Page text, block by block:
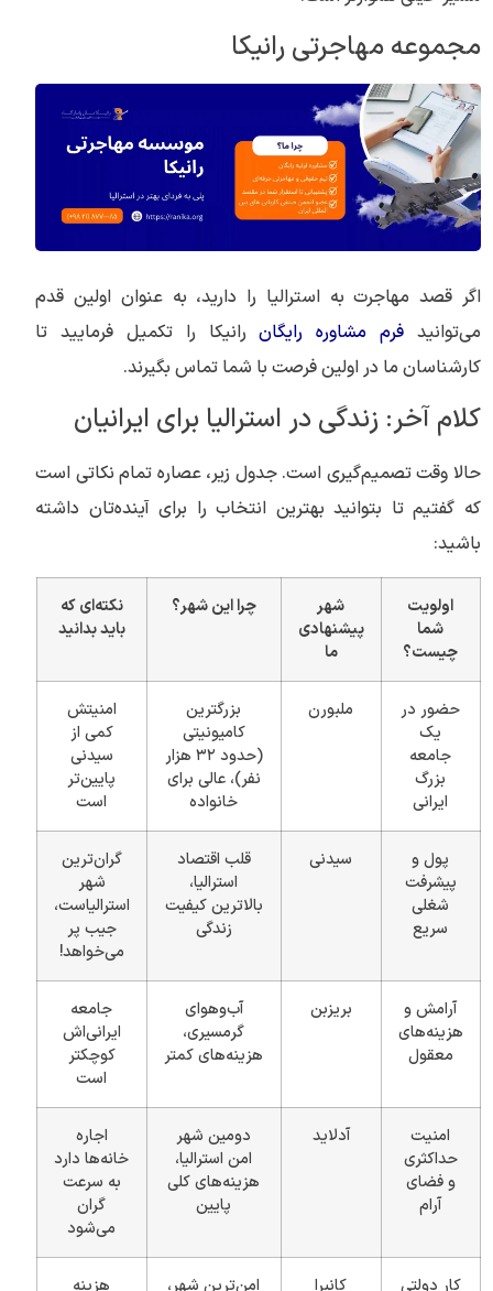
مجموعه مهاجرتی رانیکا
اگر قصد مهاجرت به استرالیا را دارید، به عنوان اولین قدم
می‌توانید فرم مشاوره رایگانرانیکا را تکمیل فرمایید تا
کارشناسان ما در اولین فرصت با شما تماس بگیرند.
کلام آخر: زندگی در استرالیا برای ایرانیان
حالا وقت تصمیم‌گیری است. جدول زیر، عصاره تمام نکاتی است
که گفتیم تا بتوانید بهترین انتخاب را برای آینده‌تان داشته
باشید:
اولویت
شما
چیست؟
شهر
پیشنهادی
ما
چرا این شهر؟
نکته‌ای که
باید بدانید
حضور در
یک
جامعه
بزرگ
ایرانی
ملبورن
بزرگترین
کامیونیتی
(حدود ۳۲ هزار
نفر)، عالی برای
خانواده
امنیتش
کمی از
سیدنی
پایین‌تر
است
پول و
پیشرفت
شغلی
سریع
سیدنی
قلب اقتصاد
استرالیا،
بالاترین کیفیت
زندگی
گران‌ترین
شهر
استرالیاست،
جیب پر
می‌خواهد!
آرامش و
هزینه‌های
معقول
بریزبن
آب‌وهوای
گرمسیری،
هزینه‌های کمتر
جامعه
ایرانی‌اش
کوچکتر
است
امنیت
حداکثری
و فضای
آرام
آدلاید
دومین شهر
امن استرالیا،
هزینه‌های کلی
پایین
اجاره
خانه‌ها دارد
به سرعت
گران
می‌شود
کار دولتی کانبرا امن‌ترین شهر، هزینه